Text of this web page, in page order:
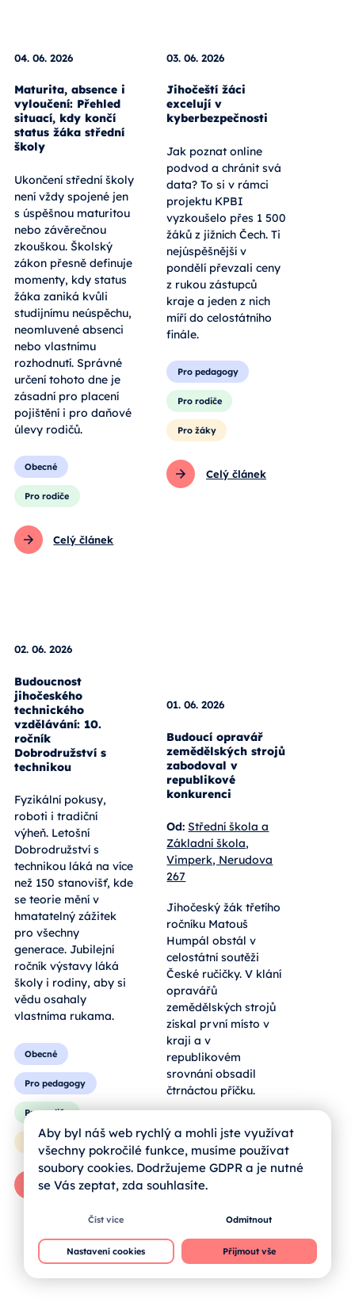
04. 06. 2026
Maturita, absence i
vyloučení: Přehled
situací, kdy končí
status žáka střední
školy
Ukončení střední školy
není vždy spojené jen
s úspěšnou maturitou
nebo závěrečnou
zkouškou. Školský
zákon přesně definuje
momenty, kdy status
žáka zaniká kvůli
studijnímu neúspěchu,
neomluvené absenci
nebo vlastnímu
rozhodnutí. Správné
určení tohoto dne je
zásadní pro placení
pojištění i pro daňové
úlevy rodičů.
Obecné
Pro rodiče
Celý článek
03. 06. 2026
Jihočeští žáci
excelují v
kyberbezpečnosti
Jak poznat online
podvod a chránit svá
data? To si v rámci
projektu KPBI
vyzkoušelo přes 1 500
žáků z jižních Čech. Ti
nejúspěšnější v
pondělí převzali ceny
z rukou zástupců
kraje a jeden z nich
míří do celostátního
finále.
Pro pedagogy
Pro rodiče
Pro žáky
Celý článek
02. 06. 2026
Budoucnost
jihočeského
technického
vzdělávání: 10.
Dobrodružství s
technikou
Fyzikální pokusy,
roboti i tradiční
výheň. Letošní
Dobrodružství s
technikou láká na více
než 150 stanovišť, kde
se teorie mění v
hmatatelný zážitek
pro všechny
generace. Jubilejní
ročník výstavy láká
školy i rodiny, aby si
vlastníma rukama.
Obecné
Pro pedagogy
Pro rodiče
Pro žáky
Celý článek
01. 06. 2026
Budoucí opravář
zemědělských strojů
zabodoval v
republikové
konkurenci
Od: Střední škola a
Základní škola,
Vimperk, Nerudova
267
Jihočeský žák třetího
ročníku Matouš
Humpál obstál v
celostátní soutěži
České ručičky. V klání
opravářů
zemědělských strojů
získal první místo v
kraji a v
republikovém
srovnání obsadil
čtrnáctou příčku.
Obecné
Pro rodiče
Pro žáky
Zprávy od škol
Celý článek
Aby byl náš web rychlý a mohli jste využívat
všechny pokročilé funkce, musíme používat
soubory cookies. Dodržujeme GDPR a je nutné
se Vás zeptat, zda souhlasíte.
Číst více Odmítnout
Nastavení cookies Přijmout vše